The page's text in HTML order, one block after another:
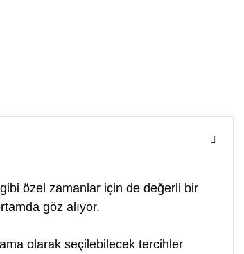
özel zamanlar için de değerli bir
göz alıyor.
olarak seçilebilecek tercihler